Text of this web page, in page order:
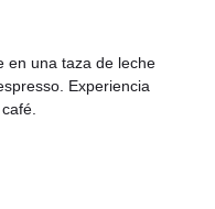
en una taza de leche
Experiencia